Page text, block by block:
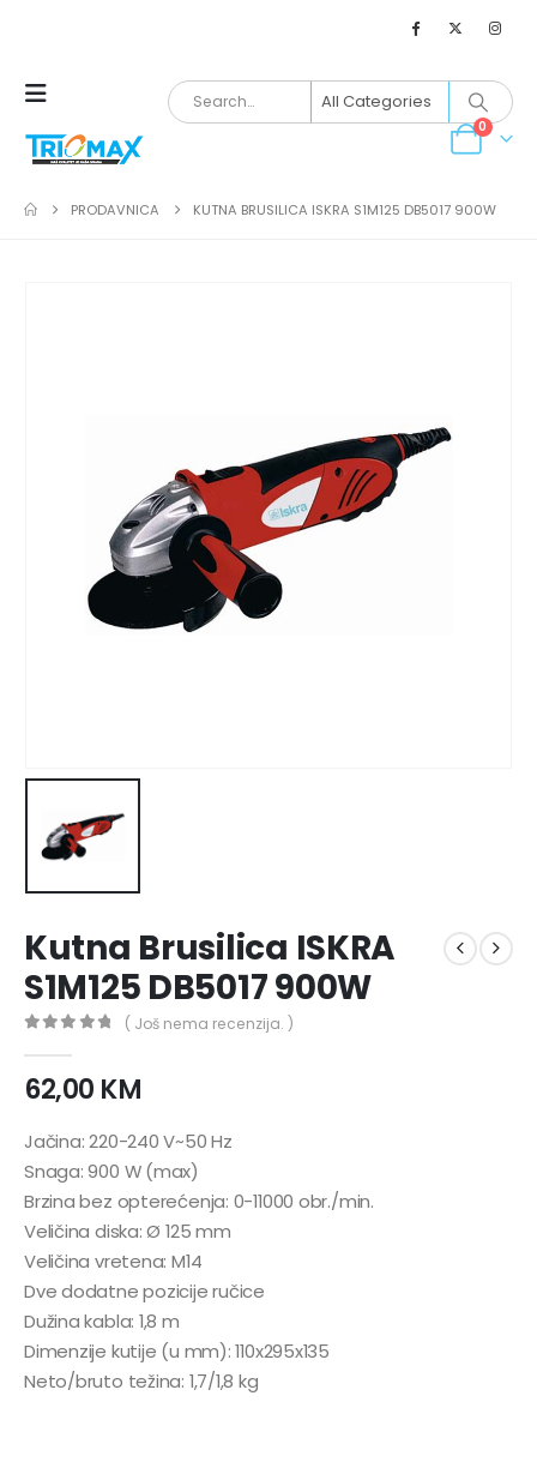
0
PRODAVNICA KUTNA BRUSILICA ISKRA S1M125 DB5017 900W
Kutna Brusilica ISKRA
S1M125 DB5017 900W
( Još nema recenzija. )
62,00 KM
Jačina: 220-240 V~50 Hz
Snaga: 900 W (max)
Brzina bez opterećenja: 0-11000 obr./min.
Veličina diska: Ø 125 mm
Veličina vretena: M14
Dve dodatne pozicije ručice
Dužina kabla: 1,8 m
Dimenzije kutije (u mm): 110x295x135
Neto/bruto težina: 1,7/1,8 kg